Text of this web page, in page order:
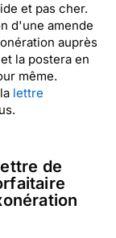
et pas cher.
d'une amende
auprès
la postera en
même.
lettre
de